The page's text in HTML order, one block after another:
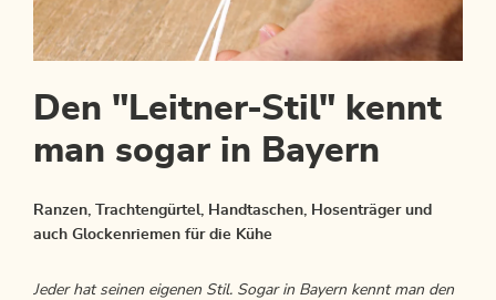
Den "Leitner-Stil" kennt
man sogar in Bayern
Ranzen, Trachtengürtel, Handtaschen, Hosenträger und
auch Glockenriemen für die Kühe
Jeder hat seinen eigenen Stil. Sogar in Bayern kennt man den